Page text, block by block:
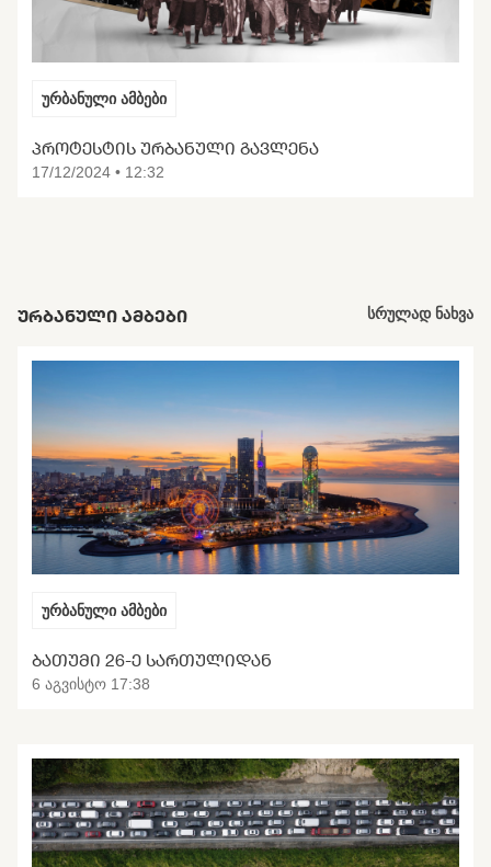
ურბანული ამბები
ᲞᲠᲝᲢᲔᲡᲢᲘᲡ ᲣᲠᲑᲐᲜᲣᲚᲘ ᲒᲐᲕᲚᲔᲜᲐ
17/12/2024 • 12:32
ᲣᲠᲑᲐᲜᲣᲚᲘ ᲐᲛᲑᲔᲑᲘ სრულად ნახვა
ურბანული ამბები
ᲑᲐᲗᲣᲛᲘ 26-Ე ᲡᲐᲠᲗᲣᲚᲘᲓᲐᲜ
6 აგვისტო 17:38